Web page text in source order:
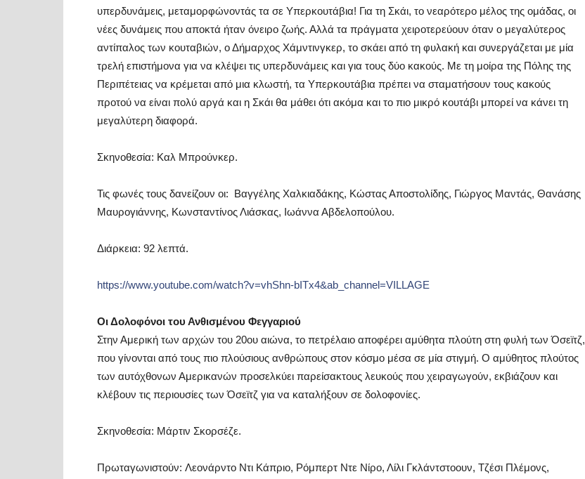
υπερδυνάμεις, μεταμορφώνοντάς τα σε Υπερκουτάβια! Για τη Σκάι, το νεαρότερο μέλος της ομάδας, οι
νέες δυνάμεις που αποκτά ήταν όνειρο ζωής. Αλλά τα πράγματα χειροτερεύουν όταν ο μεγαλύτερος
αντίπαλος των κουταβιών, ο Δήμαρχος Χάμντινγκερ, το σκάει από τη φυλακή και συνεργάζεται με μία
τρελή επιστήμονα για να κλέψει τις υπερδυνάμεις και για τους δύο κακούς. Με τη μοίρα της Πόλης της
Περιπέτειας να κρέμεται από μια κλωστή, τα Υπερκουτάβια πρέπει να σταματήσουν τους κακούς
προτού να είναι πολύ αργά και η Σκάι θα μάθει ότι ακόμα και το πιο μικρό κουτάβι μπορεί να κάνει τη
μεγαλύτερη διαφορά.
Σκηνοθεσία: Καλ Μπρούνκερ.
Τις φωνές τους δανείζουν οι: Βαγγέλης Χαλκιαδάκης, Κώστας Αποστολίδης, Γιώργος Μαντάς, Θανάσης
Μαυρογιάννης, Κωνσταντίνος Λιάσκας, Ιωάννα Αβδελοπούλου.
Διάρκεια: 92 λεπτά.
https://www.youtube.com/watch?v=vhShn-bITx4&ab_channel=VILLAGE
Οι Δολοφόνοι του Ανθισμένου Φεγγαριού
Στην Αμερική των αρχών του 20ου αιώνα, το πετρέλαιο αποφέρει αμύθητα πλούτη στη φυλή των Όσεϊτζ,
που γίνονται από τους πιο πλούσιους ανθρώπους στον κόσμο μέσα σε μία στιγμή. Ο αμύθητος πλούτος
των αυτόχθονων Αμερικανών προσελκύει παρείσακτους λευκούς που χειραγωγούν, εκβιάζουν και
κλέβουν τις περιουσίες των Όσεϊτζ για να καταλήξουν σε δολοφονίες.
Σκηνοθεσία: Μάρτιν Σκορσέζε.
Πρωταγωνιστούν: Λεονάρντο Ντι Κάπριο, Ρόμπερτ Ντε Νίρο, Λίλι Γκλάντστοουν, Τζέσι Πλέμονς,